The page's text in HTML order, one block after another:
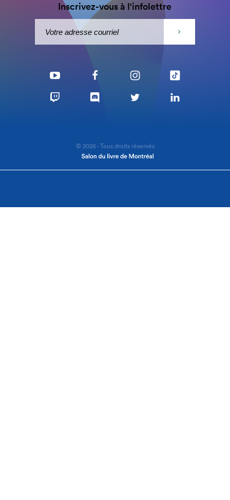
Inscrivez-vous à l'infolettre
© 2026 - Tous droits réservés